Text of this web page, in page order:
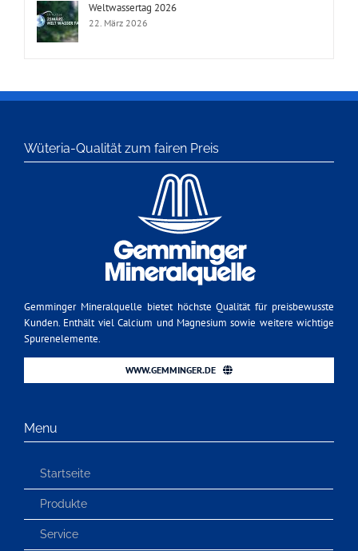
Weltwassertag 2026
22. März 2026
Wüteria-Qualität zum fairen Preis
Gemminger Mineralquelle bietet höchste Qualität für preisbewusste
Kunden. Enthält viel Calcium und Magnesium sowie weitere wichtige
Spurenelemente.
WWW.GEMMINGER.DE
Menu
Startseite
Produkte
Service